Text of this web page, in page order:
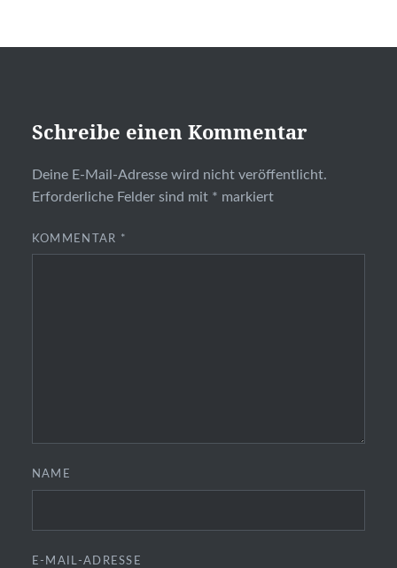
Schreibe einen Kommentar
Deine E-Mail-Adresse wird nicht veröffentlicht.
Erforderliche Felder sind mit * markiert
KOMMENTAR *
NAME
E-MAIL-ADRESSE